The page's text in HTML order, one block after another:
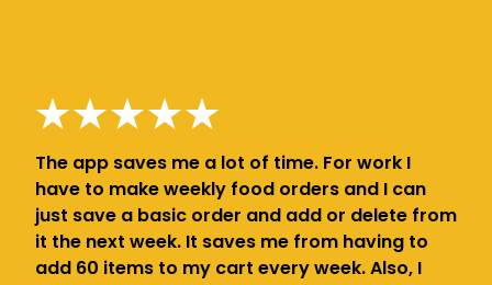
The app saves me a lot of time. For work I
have to make weekly food orders and I can
just save a basic order and add or delete from
it the next week. It saves me from having to
add 60 items to my cart every week. Also, I